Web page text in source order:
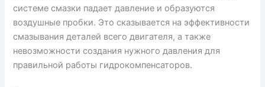
системе смазки падает давление и образуются
воздушные пробки. Это сказывается на эффективности
смазывания деталей всего двигателя, а также
невозможности создания нужного давления для
правильной работы гидрокомпенсаторов.